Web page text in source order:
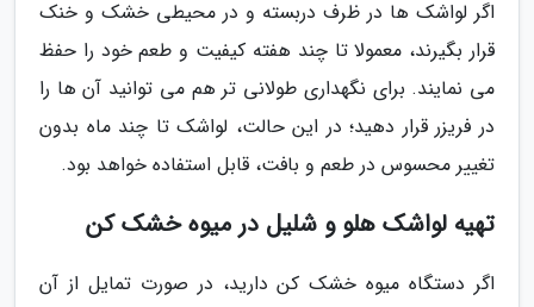
اگر لواشک ها در ظرف دربسته و در محیطی خشک و خنک
قرار بگیرند، معمولا تا چند هفته کیفیت و طعم خود را حفظ
می نمایند. برای نگهداری طولانی تر هم می توانید آن ها را
در فریزر قرار دهید؛ در این حالت، لواشک تا چند ماه بدون
تغییر محسوس در طعم و بافت، قابل استفاده خواهد بود.
تهیه لواشک هلو و شلیل در میوه خشک کن
اگر دستگاه میوه خشک کن دارید، در صورت تمایل از آن